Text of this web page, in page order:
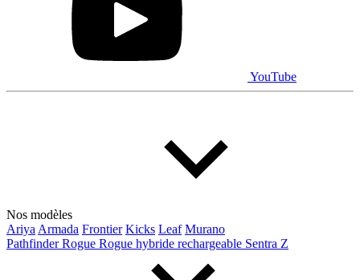
YouTube
Nos modèles
Ariya Armada Frontier Kicks Leaf Murano
PathfinderRogue Rogue hybride rechargeable Sentra Z